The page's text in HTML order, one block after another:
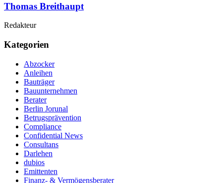
Thomas Breithaupt
Redakteur
Kategorien
Abzocker
Anleihen
Bauträger
Bauunternehmen
Berater
Berlin Jorunal
Betrugsprävention
Compliance
Confidential News
Consultans
Darlehen
dubios
Emittenten
Finanz- & Vermögensberater